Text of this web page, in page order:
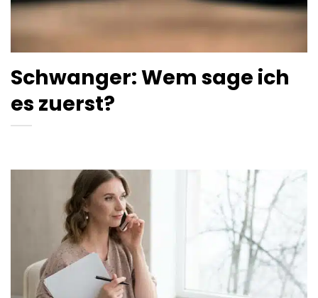
Schwanger: Wem sage ich
es zuerst?